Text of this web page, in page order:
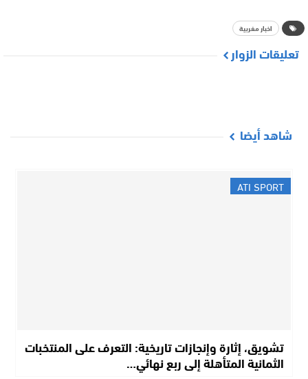
اخبار مغربية
تعليقات الزوار
شاهد أيضا
ATI SPORT
تشويق، إثارة وإنجازات تاريخية: التعرف على المنتخبات
الثمانية المتأهلة إلى ربع نهائي…